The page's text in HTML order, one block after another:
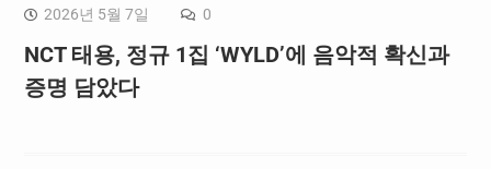
2026년 5월 7일 0
NCT 태용, 정규 1집 ‘WYLD’에 음악적 확신과
증명 담았다